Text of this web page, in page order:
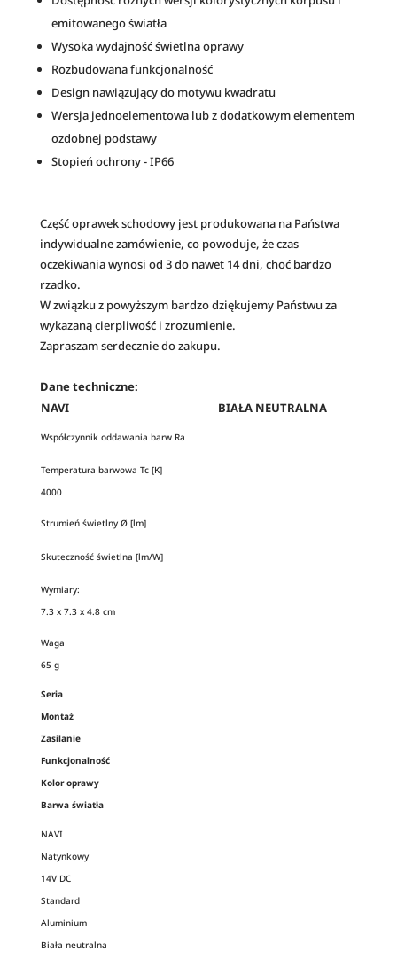
emitowanego światła
Wysoka wydajność świetlna oprawy
Rozbudowana funkcjonalność
Design nawiązujący do motywu kwadratu
Wersja jednoelementowa lub z dodatkowym elementem
ozdobnej podstawy
Stopień ochrony - IP66
Część oprawek schodowy jest produkowana na Państwa
indywidualne zamówienie, co powoduje, że czas
oczekiwania wynosi od 3 do nawet 14 dni, choć bardzo
rzadko.
W związku z powyższym bardzo dziękujemy Państwu za
wykazaną cierpliwość i zrozumienie.
Zapraszam serdecznie do zakupu.
Dane techniczne:
NAVI
BIAŁA NEUTRALNA
Współczynnik oddawania barw Ra
Temperatura barwowa Tc [K]
4000
Strumień świetlny Ø [lm]
Skuteczność świetlna [lm/W]
Wymiary:
7.3 x 7.3 x 4.8 cm
Waga
65 g
Seria
Montaż
Zasilanie
Funkcjonalność
Kolor oprawy
Barwa światła
NAVI
Natynkowy
14V DC
Standard
Aluminium
Biała neutralna